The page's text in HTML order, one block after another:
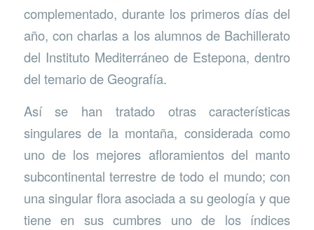
complementado, durante los primeros días del
año, con charlas a los alumnos de Bachillerato
del Instituto Mediterráneo de Estepona, dentro
del temario de Geografía.
Así se han tratado otras características
singulares de la montaña, considerada como
uno de los mejores afloramientos del manto
subcontinental terrestre de todo el mundo; con
una singular flora asociada a su geología y que
tiene en sus cumbres uno de los índices